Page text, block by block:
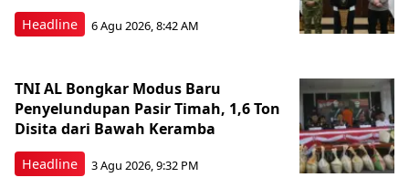
Headline 6 Agu 2026, 8:42 AM
Headline
TNI AL Bongkar Modus Baru
Penyelundupan Pasir Timah, 1,6 Ton
Disita dari Bawah Keramba
3 Agu 2026, 9:32 PM